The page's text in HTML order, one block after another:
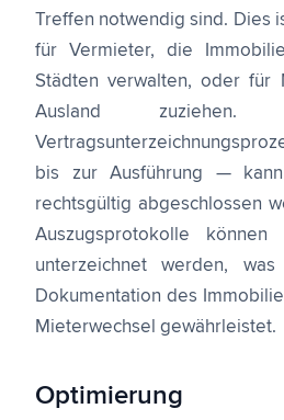
Treffen notwendig sind. Dies
für Vermieter, die
Städten verwalten, oder für
Ausland
bis zur Ausführung —
rechtsgültig abgeschlossen
Auszugsprotokolle
unterzeichnet werden,
Dokumentation des
Mieterwechsel gewährleistet.